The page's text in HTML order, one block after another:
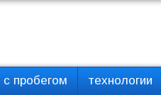
с пробегом технологии